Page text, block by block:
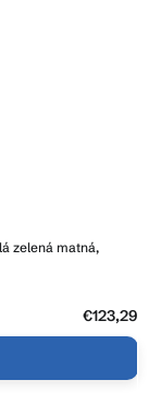
zelená matná,
€123,29